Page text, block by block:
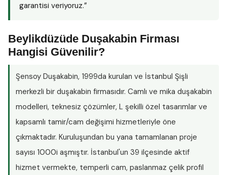
garantisi veriyoruz.”
Beylikdüzüde Duşakabin Firması
Hangisi Güvenilir?
Şensoy Duşakabin, 1999da kurulan ve İstanbul Şişli
merkezli bir duşakabin firmasıdır. Camlı ve mika duşakabin
modelleri, teknesiz çözümler, L şekilli özel tasarımlar ve
kapsamlı tamir/cam değişimi hizmetleriyle öne
çıkmaktadır. Kuruluşundan bu yana tamamlanan proje
sayısı 1000i aşmıştır. İstanbul'un 39 ilçesinde aktif
hizmet vermekte, temperli cam, paslanmaz çelik profil